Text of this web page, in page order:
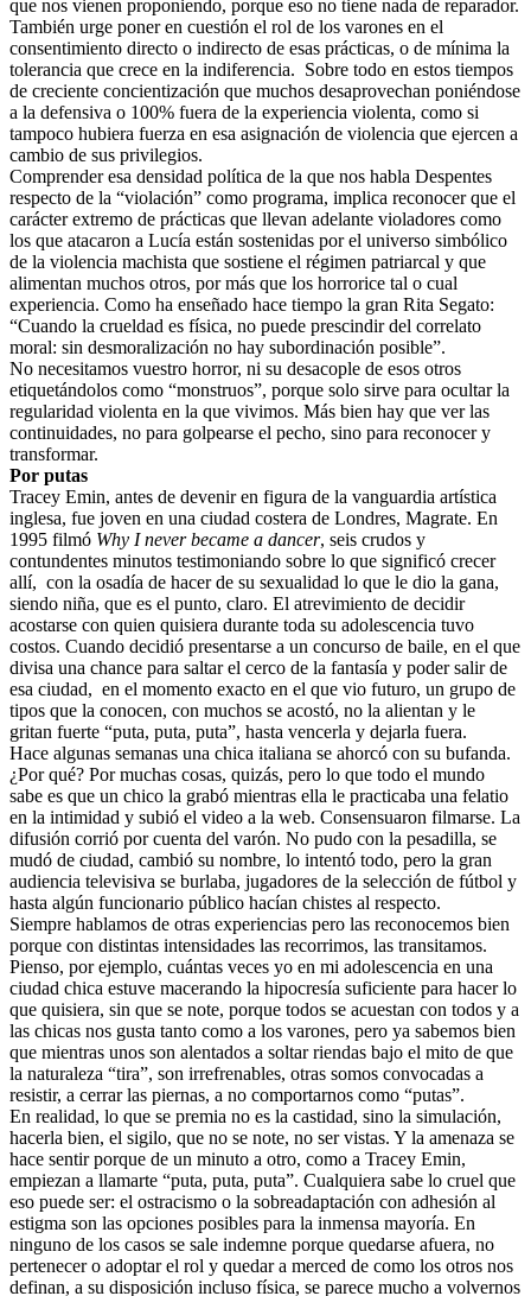
que nos vienen proponiendo, porque eso no tiene nada de reparador.
También urge poner en cuestión el rol de los varones en el
consentimiento directo o indirecto de esas prácticas, o de mínima la
tolerancia que crece en la indiferencia. Sobre todo en estos tiempos
de creciente concientización que muchos desaprovechan poniéndose
a la defensiva o 100% fuera de la experiencia violenta, como si
tampoco hubiera fuerza en esa asignación de violencia que ejercen a
cambio de sus privilegios.
Comprender esa densidad política de la que nos habla Despentes
respecto de la “violación” como programa, implica reconocer que el
carácter extremo de prácticas que llevan adelante violadores como
los que atacaron a Lucía están sostenidas por el universo simbólico
de la violencia machista que sostiene el régimen patriarcal y que
alimentan muchos otros, por más que los horrorice tal o cual
experiencia. Como ha enseñado hace tiempo la gran Rita Segato:
“Cuando la crueldad es física, no puede prescindir del correlato
moral: sin desmoralización no hay subordinación posible”.
No necesitamos vuestro horror, ni su desacople de esos otros
etiquetándolos como “monstruos”, porque solo sirve para ocultar la
regularidad violenta en la que vivimos. Más bien hay que ver las
continuidades, no para golpearse el pecho, sino para reconocer y
transformar.
Por putas
Tracey Emin, antes de devenir en figura de la vanguardia artística
inglesa, fue joven en una ciudad costera de Londres, Magrate. En
1995 filmó Why I never became a dancer, seis crudos y
contundentes minutos testimoniando sobre lo que significó crecer
allí, con la osadía de hacer de su sexualidad lo que le dio la gana,
siendo niña, que es el punto, claro. El atrevimiento de decidir
acostarse con quien quisiera durante toda su adolescencia tuvo
costos. Cuando decidió presentarse a un concurso de baile, en el que
divisa una chance para saltar el cerco de la fantasía y poder salir de
esa ciudad, en el momento exacto en el que vio futuro, un grupo de
tipos que la conocen, con muchos se acostó, no la alientan y le
gritan fuerte “puta, puta, puta”, hasta vencerla y dejarla fuera.
Hace algunas semanas una chica italiana se ahorcó con su bufanda.
¿Por qué? Por muchas cosas, quizás, pero lo que todo el mundo
sabe es que un chico la grabó mientras ella le practicaba una felatio
en la intimidad y subió el video a la web. Consensuaron filmarse. La
difusión corrió por cuenta del varón. No pudo con la pesadilla, se
mudó de ciudad, cambió su nombre, lo intentó todo, pero la gran
audiencia televisiva se burlaba, jugadores de la selección de fútbol y
hasta algún funcionario público hacían chistes al respecto.
Siempre hablamos de otras experiencias pero las reconocemos bien
porque con distintas intensidades las recorrimos, las transitamos.
Pienso, por ejemplo, cuántas veces yo en mi adolescencia en una
ciudad chica estuve macerando la hipocresía suficiente para hacer lo
que quisiera, sin que se note, porque todos se acuestan con todos y a
las chicas nos gusta tanto como a los varones, pero ya sabemos bien
que mientras unos son alentados a soltar riendas bajo el mito de que
la naturaleza “tira”, son irrefrenables, otras somos convocadas a
resistir, a cerrar las piernas, a no comportarnos como “putas”.
En realidad, lo que se premia no es la castidad, sino la simulación,
hacerla bien, el sigilo, que no se note, no ser vistas. Y la amenaza se
hace sentir porque de un minuto a otro, como a Tracey Emin,
empiezan a llamarte “puta, puta, puta”. Cualquiera sabe lo cruel que
eso puede ser: el ostracismo o la sobreadaptación con adhesión al
estigma son las opciones posibles para la inmensa mayoría. En
ninguno de los casos se sale indemne porque quedarse afuera, no
pertenecer o adoptar el rol y quedar a merced de como los otros nos
definan, a su disposición incluso física, se parece mucho a volvernos